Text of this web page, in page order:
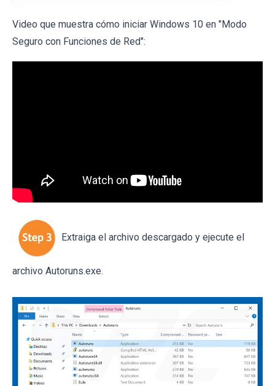
Video que muestra cómo iniciar Windows 10 en "Modo
Seguro con Funciones de Red":
Extraiga el archivo descargado y ejecute el
archivo Autoruns.exe.